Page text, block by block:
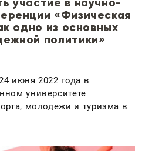
участие в научно-
«Физическая
одно из основных
политики»
июня 2022 года в
университете
молодежи и туризма в